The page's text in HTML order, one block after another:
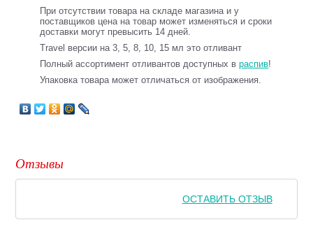
При отсутствии товара на складе магазина и у
поставщиков цена на товар может изменяться и сроки
доставки могут превысить 14 дней.
Travel версии на 3, 5, 8, 10, 15 мл это отливант
Полный ассортимент отливантов доступных враспив!
Упаковка товара может отличаться от изображения.
Отзывы
ОСТАВИТЬ ОТЗЫВ